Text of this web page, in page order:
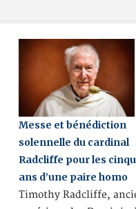
Messe et bénédiction
solennelle du cardinal
Radcliffe pour les
ans d’une paire homo
Timothy Radcliffe,